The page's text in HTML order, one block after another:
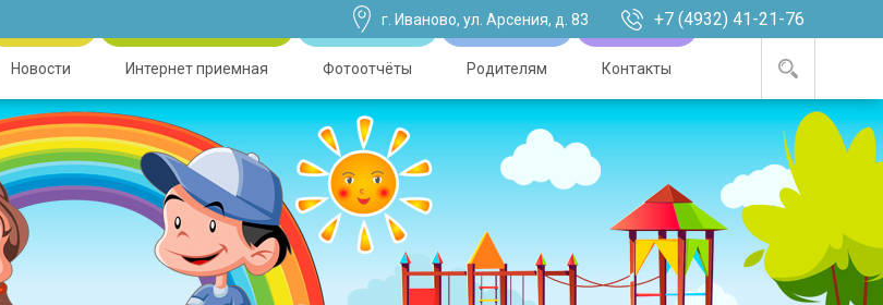
г. Иваново, ул. Арсения, д. 83 +7 (4932) 41-21-76
Новости Интернет приемная Фотоотчёты Родителям Контакты